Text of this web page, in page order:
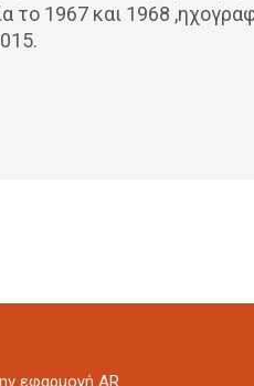
το 1967 και 1968
εφαρμογή AR